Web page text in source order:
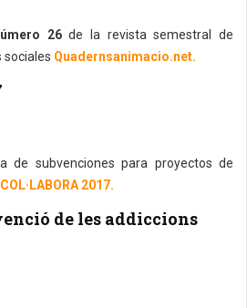
26de la revista semestral de
sociales Quadernsanimacio.net.
de subvenciones para proyectos de
COL·LABORA 2017.
de les addiccions